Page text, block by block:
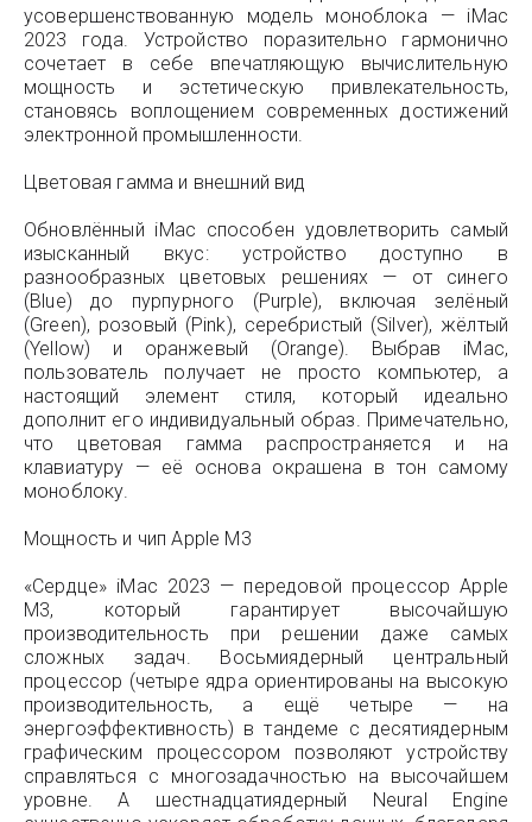
усовершенствованную модель моноблока — iMac
2023 года. Устройство поразительно гармонично
сочетает в себе впечатляющую вычислительную
мощность и эстетическую привлекательность,
становясь воплощением современных достижений
электронной промышленности.
Цветовая гамма и внешний вид
Обновлённый iMac способен удовлетворить самый
изысканный вкус: устройство доступно в
разнообразных цветовых решениях — от синего
(Blue) до пурпурного (Purple), включая зелёный
(Green), розовый (Pink), серебристый (Silver), жёлтый
(Yellow) и оранжевый (Orange). Выбрав iMac,
пользователь получает не просто компьютер, а
настоящий элемент стиля, который идеально
дополнит его индивидуальный образ. Примечательно,
что цветовая гамма распространяется и на
клавиатуру — её основа окрашена в тон самому
моноблоку.
Мощность и чип Apple M3
«Сердце» iMac 2023 — передовой процессор Apple
M3, который гарантирует высочайшую
производительность при решении даже самых
сложных задач. Восьмиядерный центральный
процессор (четыре ядра ориентированы на высокую
производительность, а ещё четыре — на
энергоэффективность) в тандеме с десятиядерным
графическим процессором позволяют устройству
справляться с многозадачностью на высочайшем
уровне. А шестнадцатиядерный Neural Engine